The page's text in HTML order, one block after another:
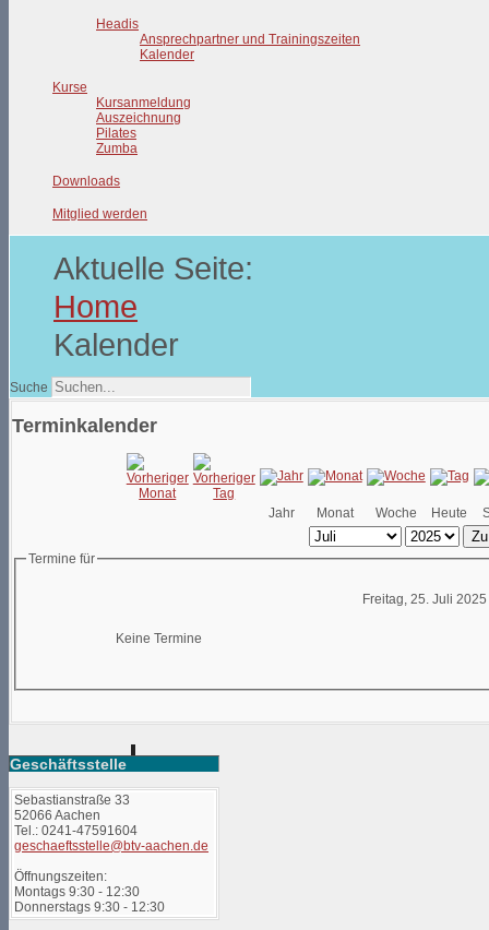
Headis
Ansprechpartner und Trainingszeiten
Kalender
Kurse
Kursanmeldung
Auszeichnung
Pilates
Zumba
Downloads
Mitglied werden
Aktuelle Seite:
Home
Kalender
Suche
Terminkalender
Jahr Monat Woche Heute
Termine für
Freitag, 25. Juli 2025
Keine Termine
Geschäftsstelle
Sebastianstraße 33
52066 Aachen
Tel.: 0241-47591604
geschaeftsstelle@btv-aachen.de
Öffnungszeiten:
Montags 9:30 - 12:30
Donnerstags 9:30 - 12:30